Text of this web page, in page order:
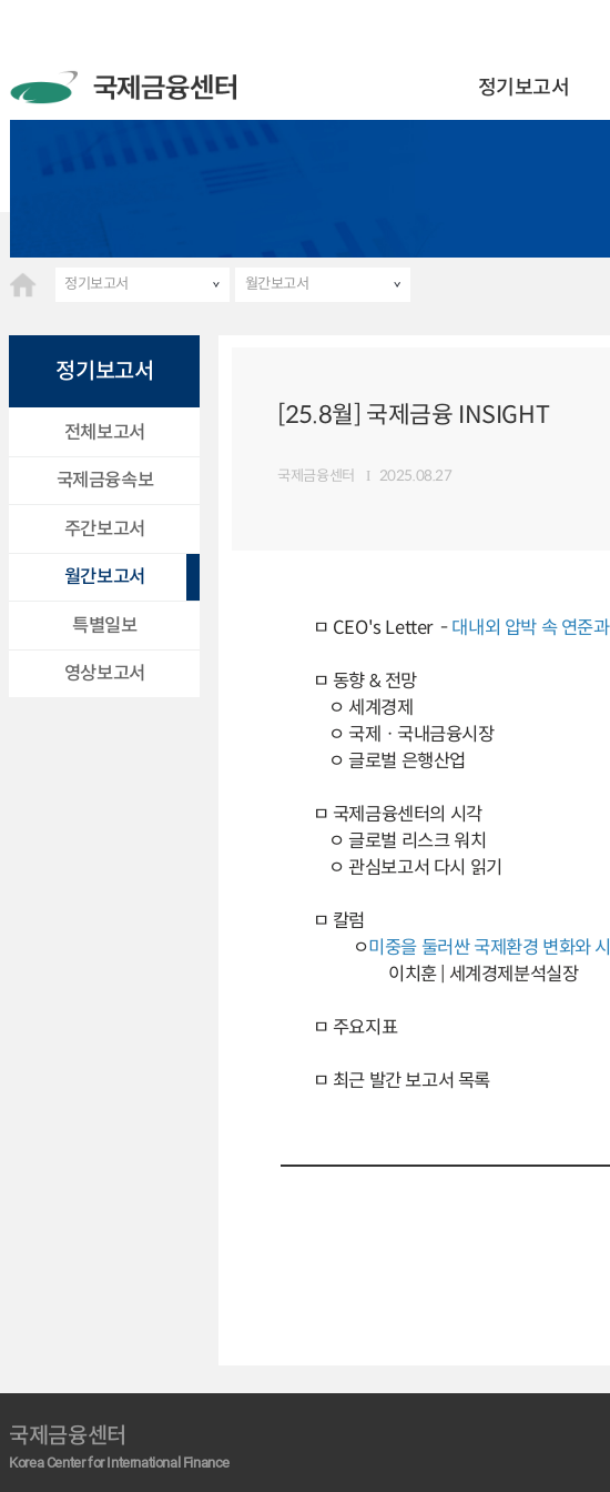
정기보고서
정기보고서 월간보고서
정기보고서
전체보고서
국제금융속보
주간보고서
월간보고서
특별일보
영상보고서
[25.8월] 국제금융 INSIGHT
국제금융센터 2025.08.27
ㅁ CEO's Letter -대내외 압박 속 연준
ㅁ 동향 & 전망
ㅇ 세계경제
ㅇ 국제ㆍ국내금융시장
ㅇ 글로벌 은행산업
ㅁ 국제금융센터의 시각
ㅇ 글로벌 리스크 워치
ㅇ 관심보고서 다시 읽기
ㅁ 칼럼
ㅇ미중을 둘러싼 국제환경 변화와
이치훈 | 세계경제분석실장
ㅁ 주요지표
ㅁ 최근 발간 보고서 목록
국제금융센터
Korea Center for International Finance